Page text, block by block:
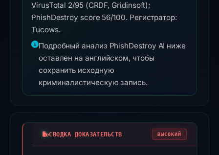
VirusTotal 2/95 (CRDF, Gridinsoft);
PhishDestroy score 56/100. Регистратор:
Tucows.
Подробный анализ PhishDestroy AI ниже
оставлен на английском, чтобы
сохранить исходную
криминалистическую запись.
СВОДКА ДОКАЗАТЕЛЬСТВ ВЫСОКИЙ